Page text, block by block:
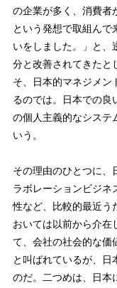
の企業が多く、消費者
という発想で取組んで
いをしました。」と、
分と改善されてきたと
そ、日本的マネジメン
るのでは。日本での良
の個人主義的なシステ
いう。
その理由のひとつに、
ラボレーションビジネ
性など、比較的最近う
おいては以前から介在
て、会社の社会的な価
と叫ばれているが、日
のだ。二つめは、日本